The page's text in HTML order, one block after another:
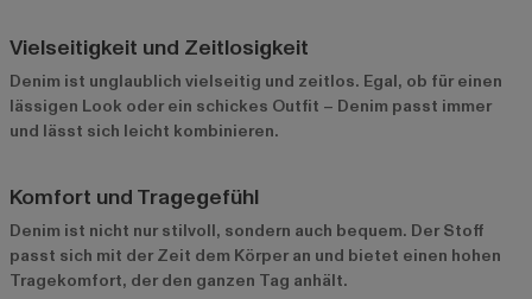
Vielseitigkeit und Zeitlosigkeit
Denim ist unglaublich vielseitig und zeitlos. Egal, ob für einen
lässigen Look oder ein schickes Outfit – Denim passt immer
und lässt sich leicht kombinieren.
Komfort und Tragegefühl
Denim ist nicht nur stilvoll, sondern auch bequem. Der Stoff
passt sich mit der Zeit dem Körper an und bietet einen hohen
Tragekomfort, der den ganzen Tag anhält.